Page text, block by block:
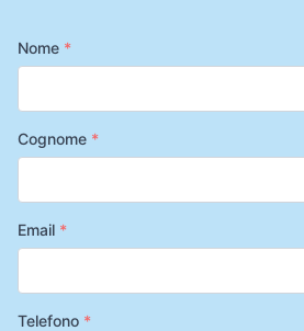
Nome *
Cognome *
Email *
Telefono *